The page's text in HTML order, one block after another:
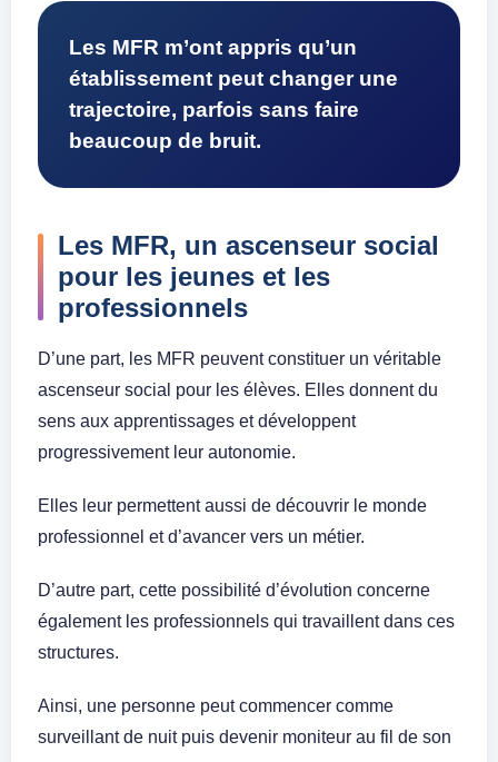
Les MFR m’ont appris qu’un
établissement peut changer une
trajectoire, parfois sans faire
beaucoup de bruit.
Les MFR, un ascenseur social
pour les jeunes et les
professionnels
D’une part, les MFR peuvent constituer un véritable
ascenseur social pour les élèves. Elles donnent du
sens aux apprentissages et développent
progressivement leur autonomie.
Elles leur permettent aussi de découvrir le monde
professionnel et d’avancer vers un métier.
D’autre part, cette possibilité d’évolution concerne
également les professionnels qui travaillent dans ces
structures.
Ainsi, une personne peut commencer comme
surveillant de nuit puis devenir moniteur au fil de son